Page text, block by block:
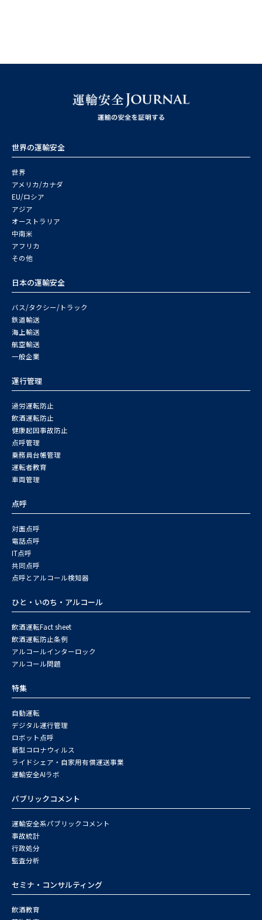
世界の運輸安全
世界
アメリカ/カナダ
EU/ロシア
アジア
オーストラリア
中南米
アフリカ
その他
日本の運輸安全
バス/タクシー/トラック
鉄道輸送
海上輸送
航空輸送
一般企業
運行管理
過労運転防止
飲酒運転防止
健康起因事故防止
点呼管理
乗務員台帳管理
運転者教育
車両管理
点呼
対面点呼
電話点呼
IT点呼
共同点呼
点呼とアルコール検知器
ひと・いのち・アルコール
飲酒運転Fact sheet
飲酒運転防止条例
アルコールインターロック
アルコール問題
特集
自動運転
デジタル運行管理
ロボット点呼
新型コロナウィルス
ライドシェア・自家用有償運送事業
運輸安全AIラボ
パブリックコメント
運輸安全系パブリックコメント
事故統計
行政処分
監査分析
セミナ・コンサルティング
飲酒教育